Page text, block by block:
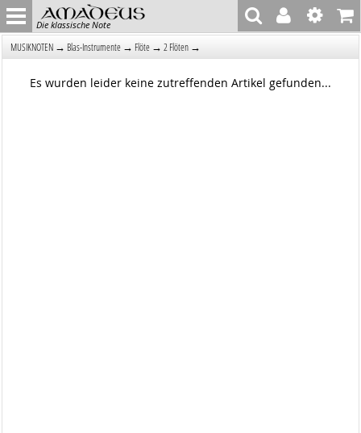
Die klassische Note
MUSIKNOTEN → Blas-Instrumente → Flöte → 2 Flöten →
Es wurden leider keine zutreffenden Artikel gefunden...